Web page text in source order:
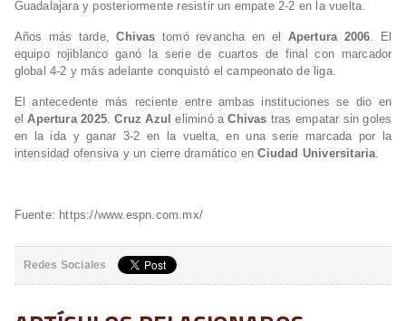
Guadalajara y posteriormente resistir un empate 2-2 en la vuelta.
Años más tarde, Chivas tomó revancha en el Apertura 2006. El
equipo rojiblanco ganó la serie de cuartos de final con marcador
global 4-2 y más adelante conquistó el campeonato de liga.
El antecedente más reciente entre ambas instituciones se dio en
el Apertura 2025. Cruz Azul eliminó a Chivas tras empatar sin goles
en la ida y ganar 3-2 en la vuelta, en una serie marcada por la
intensidad ofensiva y un cierre dramático en Ciudad Universitaria.
Fuente: https://www.espn.com.mx/
Redes Sociales